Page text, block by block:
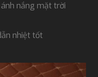
nắng mặt trời
nhiệt tốt